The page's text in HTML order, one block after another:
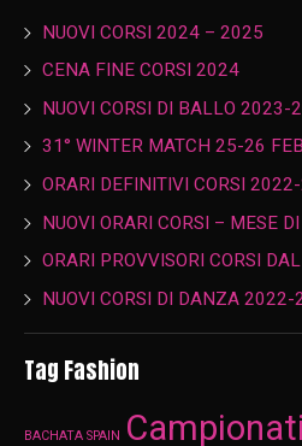
NUOVI CORSI 2024 – 2025
CENA FINE CORSI 2024
NUOVI CORSI DI BALLO 2023-
31° WINTER MATCH 25-26
ORARI DEFINITIVI CORSI
NUOVI ORARI CORSI – MESE
ORARI PROVVISORI CORSI
NUOVI CORSI DI DANZA 2022-
Tag Fashion
BACHATA SPAIN